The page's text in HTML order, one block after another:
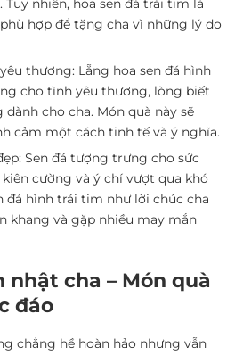
Tuy nhiên, hoa sen đá trái tim là
hợp để tặng cha vì những lý do
thương: Lẵng hoa sen đá hình
cho tình yêu thương, lòng biết
cho cha. Món quà này sẽ
cảm một cách tinh tế và ý nghĩa.
Sen đá tượng trưng cho sức
cường và ý chí vượt qua khó
đá hình trái tim như lời chúc cha
khang và gặp nhiều may mắn
nhật cha – Món quà
đáo
chẳng hề hoàn hảo nhưng vẫn